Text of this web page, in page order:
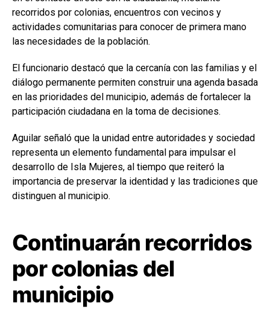
recorridos por colonias, encuentros con vecinos y
actividades comunitarias para conocer de primera mano
las necesidades de la población.
El funcionario destacó que la cercanía con las familias y el
diálogo permanente permiten construir una agenda basada
en las prioridades del municipio, además de fortalecer la
participación ciudadana en la toma de decisiones.
Aguilar señaló que la unidad entre autoridades y sociedad
representa un elemento fundamental para impulsar el
desarrollo de Isla Mujeres, al tiempo que reiteró la
importancia de preservar la identidad y las tradiciones que
distinguen al municipio.
Continuarán recorridos
por colonias del
municipio